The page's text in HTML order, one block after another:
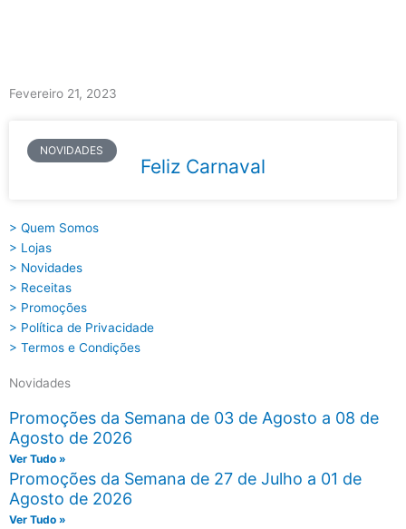
Fevereiro 21, 2023
NOVIDADES
Feliz Carnaval
> Quem Somos
> Lojas
> Novidades
> Receitas
> Promoções
> Política de Privacidade
> Termos e Condições
Novidades
Promoções da Semana de 03 de Agosto a 08 de
Agosto de 2026
Ver Tudo »
Promoções da Semana de 27 de Julho a 01 de
Agosto de 2026
Ver Tudo »